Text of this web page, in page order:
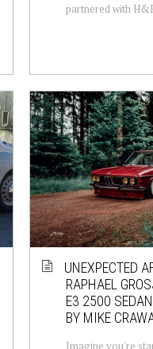
partnered with
UNEXPECTED
RAPHAEL
E3 2500
BY MIKE
Imagine you're